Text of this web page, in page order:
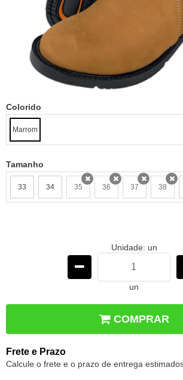
Colorido
Marrom
Tamanho
33 34 35x 36x 37 38x
Unidade: un
un
COMPRAR
Frete e Prazo
Calcule o frete e o prazo de entrega